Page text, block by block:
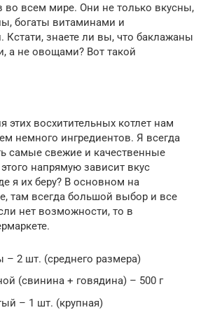
во всем мире. Они не только вкусны,
богаты витаминами и
Кстати, знаете ли вы, что баклажаны
а не овощами? Вот такой
этих восхитительных котлет нам
немного ингредиентов. Я всегда
самые свежие и качественные
напрямую зависит вкус
я их беру? В основном на
там всегда большой выбор и все
нет возможности, то в
– 2 шт. (среднего размера)
(свинина + говядина) – 500 г
– 1 шт. (крупная)